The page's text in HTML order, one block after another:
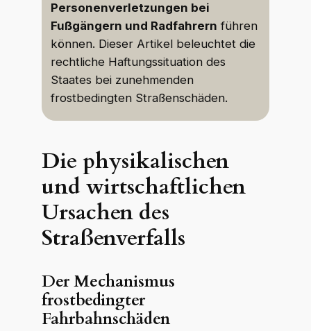
Personenverletzungen bei
Fußgängern und Radfahrern führen
können. Dieser Artikel beleuchtet die
rechtliche Haftungssituation des
Staates bei zunehmenden
frostbedingten Straßenschäden.
Die physikalischen
und wirtschaftlichen
Ursachen des
Straßenverfalls
Der Mechanismus
frostbedingter
Fahrbahnschäden